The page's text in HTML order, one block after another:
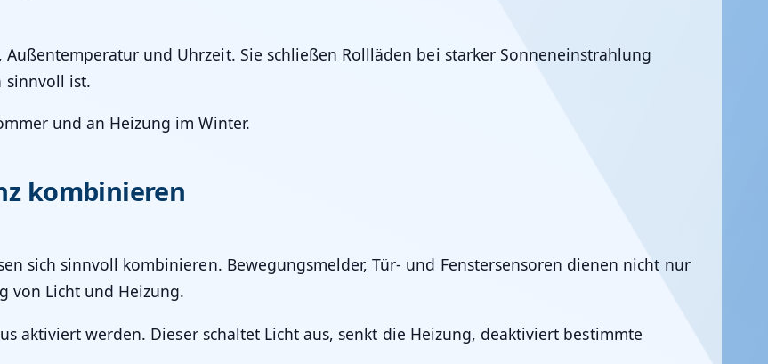
und Uhrzeit. Sie schließen Rollläden bei starker Sonneneinstrahlung
sinnvoll ist.
und an Heizung im Winter.
kombinieren
sich sinnvoll kombinieren. Bewegungsmelder, Tür- und Fenstersensoren dienen nicht nur
von Licht und Heizung.
aktiviert werden. Dieser schaltet Licht aus, senkt die Heizung, deaktiviert bestimmte